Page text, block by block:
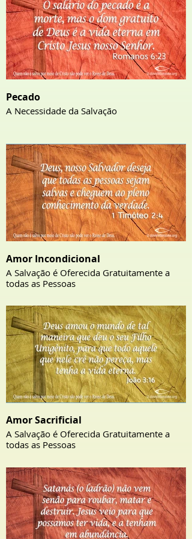
Pecado
A Necessidade da Salvação
Amor Incondicional
A Salvação é Oferecida Gratuitamente a
todas as Pessoas
Amor Sacrificial
A Salvação é Oferecida Gratuitamente a
todas as Pessoas